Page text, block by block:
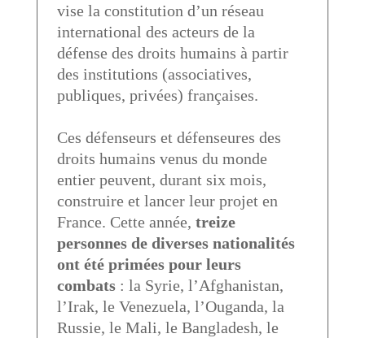
vise la constitution d’un réseau
international des acteurs de la
défense des droits humains à partir
des institutions (associatives,
publiques, privées) françaises.
Ces défenseurs et défenseures des
droits humains venus du monde
entier peuvent, durant six mois,
construire et lancer leur projet en
France. Cette année, treize
personnes de diverses nationalités
ont été primées pour leurs
combats: la Syrie, l’Afghanistan,
l’Irak, le Venezuela, l’Ouganda, la
Russie, le Mali, le Bangladesh, le